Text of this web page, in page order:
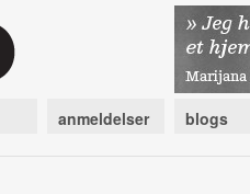
anmeldelser blogs